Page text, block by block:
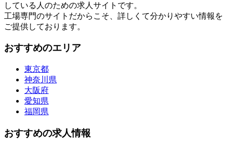
している人のための求人サイトです。
工場専門のサイトだからこそ、詳しくて分かりやすい情報を
ご提供しております。
おすすめのエリア
東京都
神奈川県
大阪府
愛知県
福岡県
おすすめの求人情報